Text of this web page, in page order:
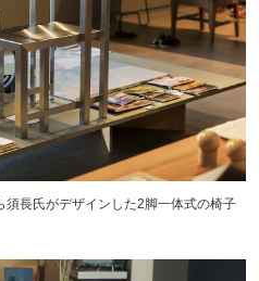
長氏がデザインした2脚一体式の椅子